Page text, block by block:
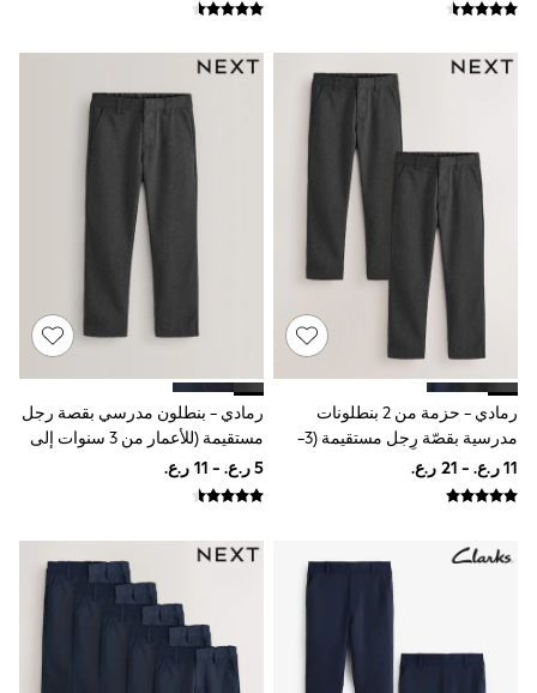
Boden
Lipsy
Love & Roses
Mint Velvet
Monsoon
River Island
Eid Holiday Collection
SCHOOLWEAR
All Boys Schoolwear
Shoes
Trousers
Shorts
Shirts
Polo Shirts
Sweatshirts & Jumpers
Coats & Jackets
Underwear
Socks
Multipacks
All Boys Sport & Swimwear
Shorts
Joggers
adidas
Nike
All Girls Schoolwear
رمادي - حزمة من 2 بنطلونات
مدرسية بقصّة رِجل مستقيمة (3-
17سنة)
رمادي - بنطلون مدرسي بقصة رجل
مستقيمة (للأعمار من 3 سنوات إلى
17 سنة)